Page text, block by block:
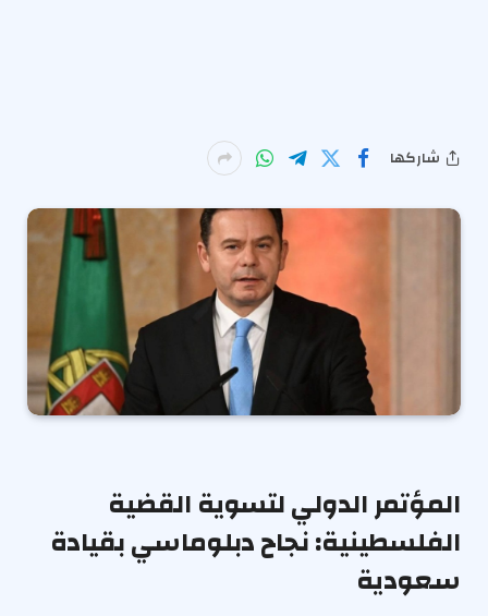
شاركها
المؤتمر الدولي لتسوية القضية
الفلسطينية: نجاح دبلوماسي بقيادة
سعودية